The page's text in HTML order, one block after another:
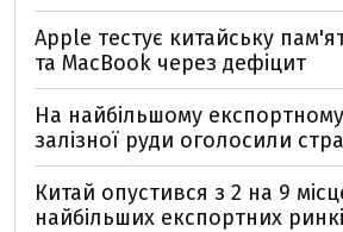
Apple тестує китайську
та MacBook через дефіцит
На найбільшому
залізної руди оголосили
Китай опустився з 2 на 9
найбільших експортних